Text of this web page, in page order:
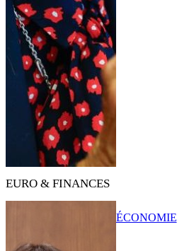
EURO & FINANCES
ÉCONOMIE